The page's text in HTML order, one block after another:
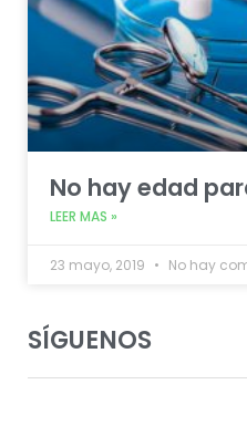
No hay edad
LEER MAS »
23 mayo, 2019 No hay
SÍGUENOS